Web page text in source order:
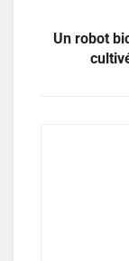
Un robot